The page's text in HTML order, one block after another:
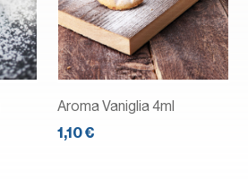
Aroma Vaniglia 4ml
1,10 €